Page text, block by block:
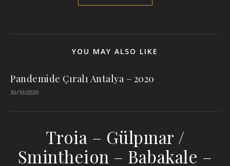
YOU MAY ALSO LIKE
Pandemide Çıralı Antalya – 2020
30/10/2020
Troia – Gülpınar /
Smintheion – Babakale –